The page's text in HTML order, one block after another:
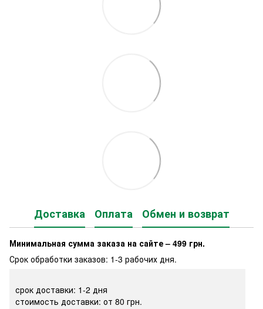
Доставка Оплата Обмен и возврат
Минимальная сумма заказа на сайте – 499 грн.
Срок обработки заказов: 1-3 рабочих дня.
срок доставки: 1-2 дня
стоимость доставки: от 80 грн.